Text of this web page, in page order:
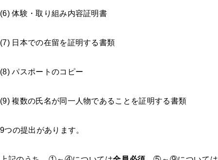
(6) 体験・取り組み内容証明書
(7) 日本での在留を証明する書類
(8) パスポートのコピー
(9) 複数の氏名が同一人物であることを証明する書類
9つの提出があります。